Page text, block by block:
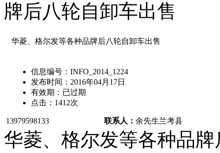
牌后八轮自卸车出售
华菱、格尔发等各种品牌后八轮自卸车出售
信息编号： INFO_2014_1224
发布时间： 2016年04月17日
有效期： 已过期
点击： 1412次
13979598133 联系人： 余先生兰考县
华菱、格尔发等各种品